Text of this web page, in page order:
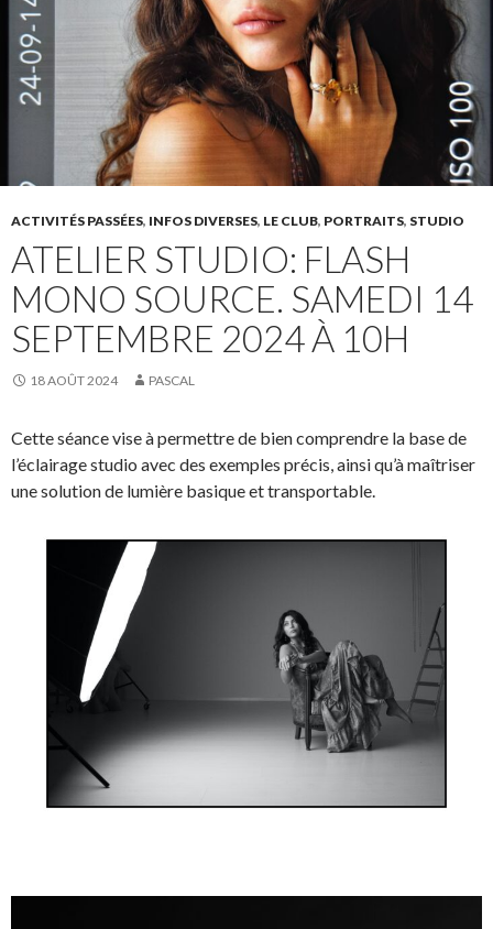
ACTIVITÉS PASSÉES, INFOS DIVERSES, LE CLUB, PORTRAITS, STUDIO
ATELIER STUDIO: FLASH
MONO SOURCE. SAMEDI 14
SEPTEMBRE 2024 À 10H
18 AOÛT 2024 PASCAL
Cette séance vise à permettre de bien comprendre la base de
l’éclairage studio avec des exemples précis, ainsi qu’à maîtriser
une solution de lumière basique et transportable.